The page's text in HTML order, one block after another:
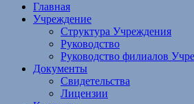
Главная
Учреждение
Структура Учреждения
Руководство
Руководство филиалов
Документы
Свидетельства
Лицензии